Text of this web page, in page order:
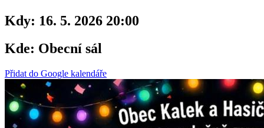
Kdy: 16. 5. 2026 20:00
Kde: Obecní sál
Přidat do Google kalendáře